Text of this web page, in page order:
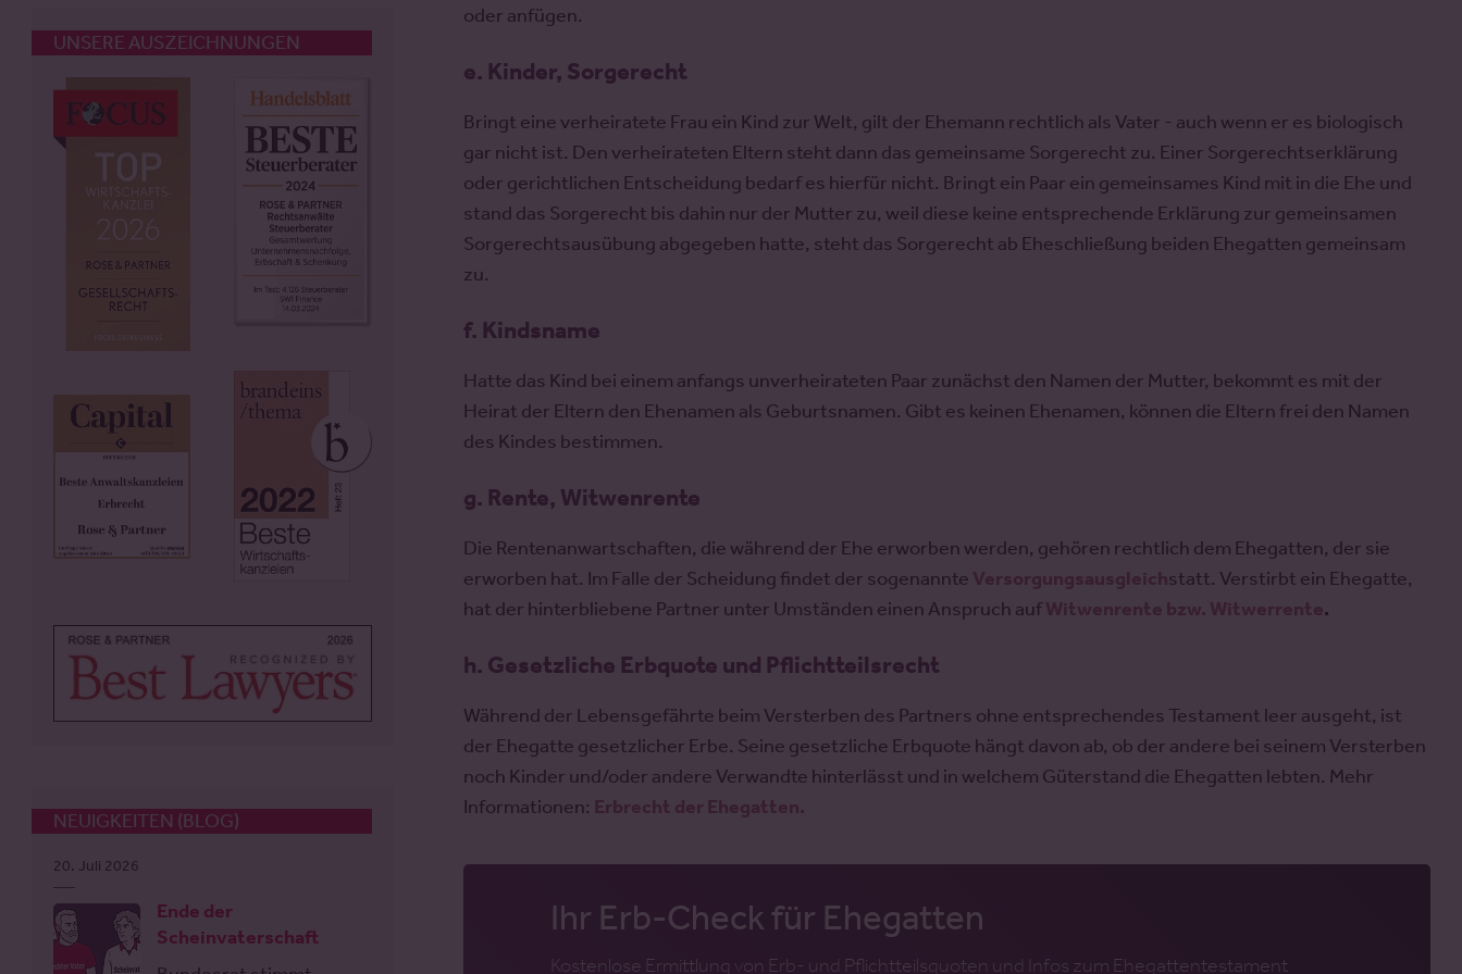
oder anfügen.
e. Kinder, Sorgerecht
Bringt eine verheiratete Frau ein Kind zur Welt, gilt der Ehemann rechtlich als Vater - auch wenn er es biologisch
gar nicht ist. Den verheirateten Eltern steht dann das gemeinsame Sorgerecht zu. Einer Sorgerechtserklärung
oder gerichtlichen Entscheidung bedarf es hierfür nicht. Bringt ein Paar ein gemeinsames Kind mit in die Ehe und
stand das Sorgerecht bis dahin nur der Mutter zu, weil diese keine entsprechende Erklärung zur gemeinsamen
Sorgerechtsausübung abgegeben hatte, steht das Sorgerecht ab Eheschließung beiden Ehegatten gemeinsam
zu.
f. Kindsname
Hatte das Kind bei einem anfangs unverheirateten Paar zunächst den Namen der Mutter, bekommt es mit der
Heirat der Eltern den Ehenamen als Geburtsnamen. Gibt es keinen Ehenamen, können die Eltern frei den Namen
des Kindes bestimmen.
g. Rente, Witwenrente
Die Rentenanwartschaften, die während der Ehe erworben werden, gehören rechtlich dem Ehegatten, der sie
erworben hat. Im Falle der Scheidung findet der sogenannte Versorgungsausgleichstatt. Verstirbt ein Ehegatte,
hat der hinterbliebene Partner unter Umständen einen Anspruch aufWitwenrente bzw. Witwerrente.
h. Gesetzliche Erbquote und Pflichtteilsrecht
Während der Lebensgefährte beim Versterben des Partners ohne entsprechendes Testament leer ausgeht, ist
der Ehegatte gesetzlicher Erbe. Seine gesetzliche Erbquote hängt davon ab, ob der andere bei seinem Versterben
noch Kinder und/oder andere Verwandte hinterlässt und in welchem Güterstand die Ehegatten lebten. Mehr
Informationen: Erbrecht der Ehegatten.
Ihr Erb-Check für Ehegatten
Kostenlose Ermittlung von Erb- und Pflichtteilsquoten und Infos zum Ehegattentestament
UNSERE AUSZEICHNUNGEN
NEUIGKEITEN (BLOG)
20. Juli 2026
Ende der
Scheinvaterschaft